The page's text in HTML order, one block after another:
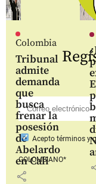
Colombia
Tribunal
admite
demanda
que
busca
frenar la
posesión
de
Abelardo
en Cali
share
Aceptotérminos y
COLOMBIANO*